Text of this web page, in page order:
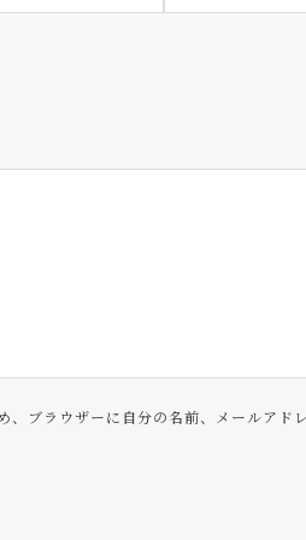
、ブラウザーに自分の名前、メールアド